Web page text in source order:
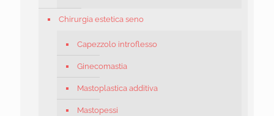
Chirurgia estetica seno
Capezzolo introflesso
Ginecomastia
Mastoplastica additiva
Mastopessi